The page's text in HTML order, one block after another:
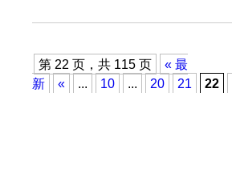
第 22 页，共 115 页
« 最
新
« 10 20 21 22